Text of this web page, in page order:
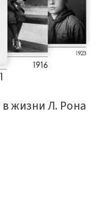
жизни Л. Рона